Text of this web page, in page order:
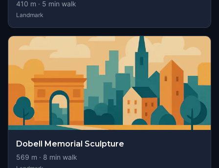
410 m · 5 min walk
Landmark
Dobell Memorial Sculpture
569 m · 8 min walk